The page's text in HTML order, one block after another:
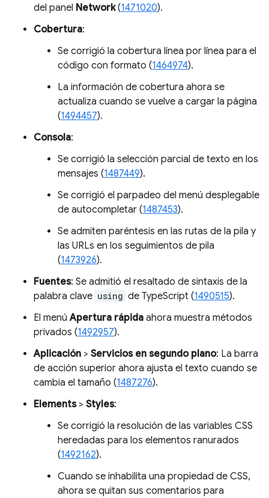
del panel Network(1471020).
Cobertura:
Se corrigió la cobertura línea por línea para el
código con formato (1464974).
La información de cobertura ahora se
actualiza cuando se vuelve a cargar la página
(1494457).
Consola:
Se corrigió la selección parcial de texto en los
mensajes (1487449).
Se corrigió el parpadeo del menú desplegable
de autocompletar (1487453).
Se admiten paréntesis en las rutas de la pila y
las URLs en los seguimientos de pila
(1473926).
Fuentes: Se admitió el resaltado de sintaxis de la
palabra clave using de TypeScript (1490515).
El menúApertura rápida ahora muestra métodos
privados (1492957).
Aplicación > Servicios en segundo plano: La barra
de acción superior ahora ajusta el texto cuando se
cambia el tamaño (1487276).
Elements> Styles:
Se corrigió la resolución de las variables CSS
heredadas para los elementos ranurados
(1492162).
Cuando se inhabilita una propiedad de CSS,
ahora se quitan sus comentarios para